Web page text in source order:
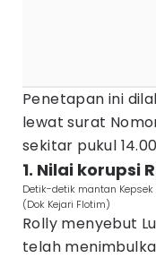
Penetapan ini
lewat surat
sekitar pukul
1. Nilai korupsi
Detik-detik mantan
(Dok Kejari Flotim)
Rolly menyebut
telah